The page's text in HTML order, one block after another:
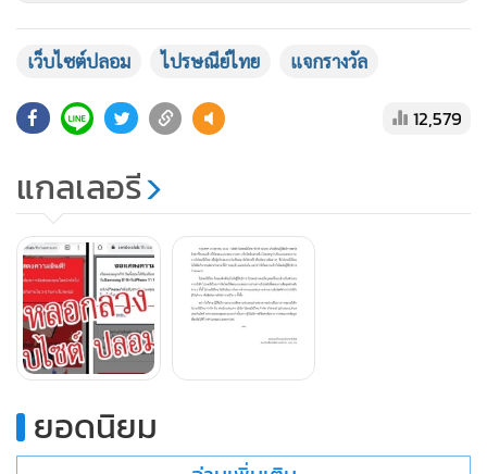
เว็บไซต์ปลอม ไปรษณีย์ไทย แจกรางวัล
12,579
แกลเลอรี
ยอดนิยม